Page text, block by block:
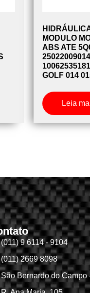
MODULO
ABS ATE
GOLF 014
Leia
(011) 9 6114 - 9104
(011) 2669 8098
São Bernardo do Campo